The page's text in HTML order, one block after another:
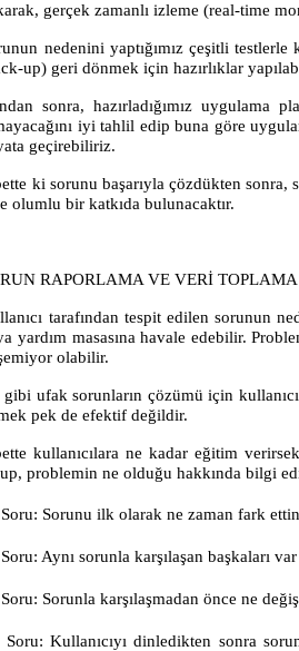
gerçek zamanlı izleme (real-time
nedenini yaptığımız çeşitli
up) geri dönmek için hazırlıklar
sonra, hazırladığımız uygulama
iyi tahlil edip buna göre
geçirebiliriz.
ki sorunu başarıyla çözdükten sonra,
olumlu bir katkıda bulunacaktır.
RAPORLAMA VE VERİ TOPLAMA
tarafından tespit edilen sorunun
yardım masasına havale edebilir.
olabilir.
ufak sorunların çözümü için
pek de efektif değildir.
kullanıcılara ne kadar eğitim
problemin ne olduğu hakkında bilgi
Soru: Sorunu ilk olarak ne zaman fark
Soru: Aynı sorunla karşılaşan başkaları
Soru: Sorunla karşılaşmadan önce ne
Soru: Kullanıcıyı dinledikten sonra